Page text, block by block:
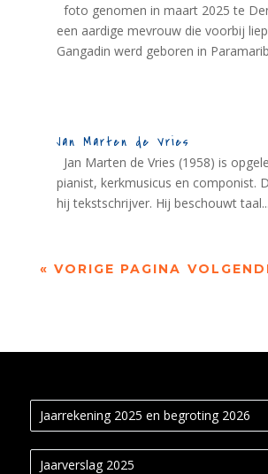
foto genomen in maart 2025 te
een aardige mevrouw die voorbij
Gangadin werd geboren in
Jan Marten de Vries
Jan Marten de Vries (1958) is
pianist, kerkmusicus en componist.
hij tekstschrijver. Hij beschouwt taal...
« VORIGE PAGINA
Jaarrekening 2025 en begroting 2026
Jaarverslag 2025